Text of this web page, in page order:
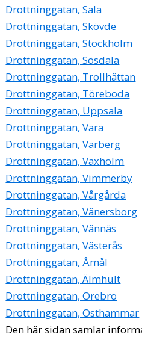
Drottninggatan, Sala
Drottninggatan, Skövde
Drottninggatan, Stockholm
Drottninggatan, Sösdala
Drottninggatan, Trollhättan
Drottninggatan, Töreboda
Drottninggatan, Uppsala
Drottninggatan, Vara
Drottninggatan, Varberg
Drottninggatan, Vaxholm
Drottninggatan, Vimmerby
Drottninggatan, Vårgårda
Drottninggatan, Vänersborg
Drottninggatan, Vännäs
Drottninggatan, Västerås
Drottninggatan, Åmål
Drottninggatan, Älmhult
Drottninggatan, Örebro
Drottninggatan, Östhammar
Den här sidan samlar